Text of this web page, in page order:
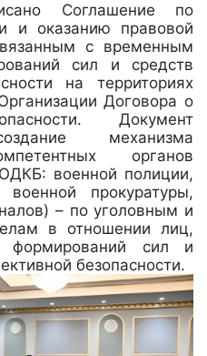
Соглашение по
и оказанию правовой
с временным
сил и средств
на территориях
Договора о
Документ
механизма
органов
военной полиции,
военной прокуратуры,
– по уголовным и
в отношении лиц,
формирований сил и
безопасности.